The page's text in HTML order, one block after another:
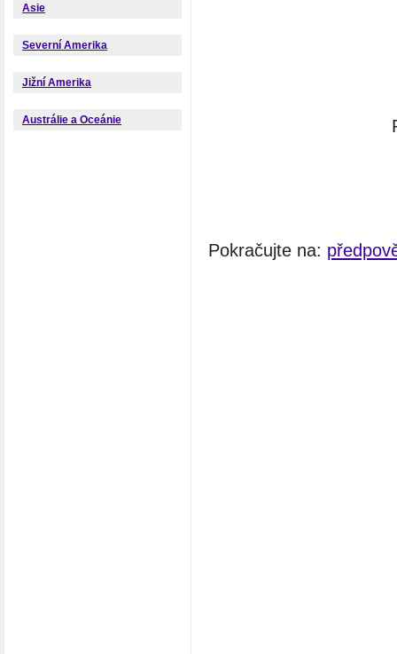
Asie
Severní Amerika
Jižní Amerika
Austrálie a Oceánie
Pokračujte na: